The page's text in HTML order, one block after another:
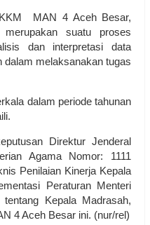
MAN 4 Aceh Besar,
suatu proses
dan interpretasi data
dalam melaksanakan tugas
dalam periode tahunan
Direktur Jenderal
Agama Nomor: 1111
Penilaian Kinerja Kepala
Peraturan Menteri
Kepala Madrasah,
4 Aceh Besar ini. (nur/rel)